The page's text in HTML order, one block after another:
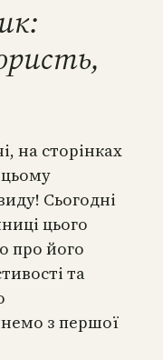
на сторінках
Сьогодні
цього
про його
та
з першої